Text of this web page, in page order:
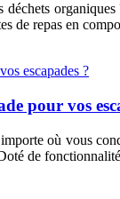
de repas en
pour vos
où vous
de